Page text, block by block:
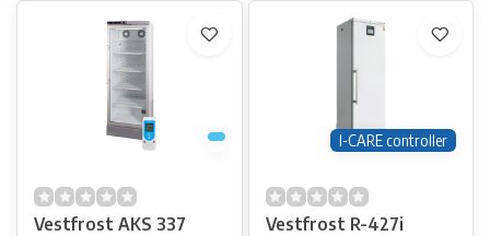
Vestfrost AKS 337
I-CARE controller
Vestfrost R-427i